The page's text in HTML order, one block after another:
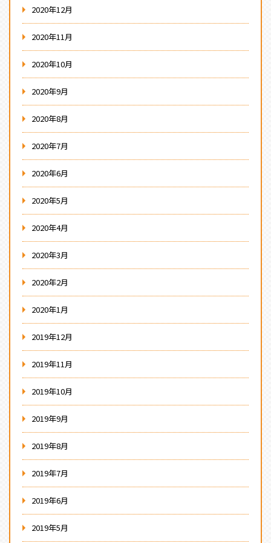
2020年12月
2020年11月
2020年10月
2020年9月
2020年8月
2020年7月
2020年6月
2020年5月
2020年4月
2020年3月
2020年2月
2020年1月
2019年12月
2019年11月
2019年10月
2019年9月
2019年8月
2019年7月
2019年6月
2019年5月